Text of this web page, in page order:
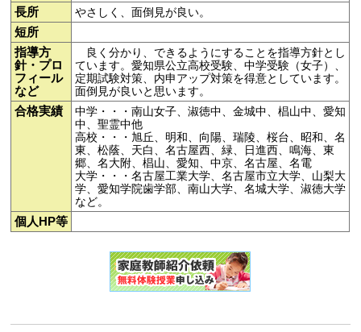
長所 やさしく、面倒見が良い。
短所
指導方
針・プロ
フィール
など
良く分かり、できるようにすることを指導方針とし
ています。愛知県公立高校受験、中学受験（女子）、
定期試験対策、内申アップ対策を得意としています。
面倒見が良いと思います。
合格実績
中学・・・南山女子、淑徳中、金城中、椙山中、愛知
中、聖霊中他
高校・・・旭丘、明和、向陽、瑞陵、桜台、昭和、名
東、松蔭、天白、名古屋西、緑、日進西、鳴海、東
郷、名大附、椙山、愛知、中京、名古屋、名電
大学・・・名古屋工業大学、名古屋市立大学、山梨大
学、愛知学院歯学部、南山大学、名城大学、淑徳大学
など。
個人HP等